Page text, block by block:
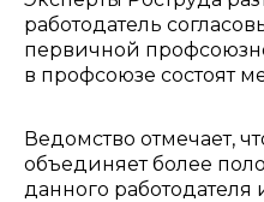
работодатель
первичной
в профсоюзе состоят
Ведомство отмечает,
объединяет более
данного